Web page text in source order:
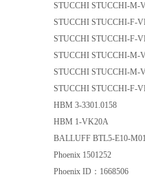
STUCCHI
STUCCHI STUCCHI-
STUCCHI STUCCHI-
STUCCHI STUCCHI-
STUCCHI
STUCCHI STUCCHI-
HBM 3-3301.0158
HBM 1-VK20A
BALLUFF BTL5-
Phoenix 1501252
Phoenix ID：